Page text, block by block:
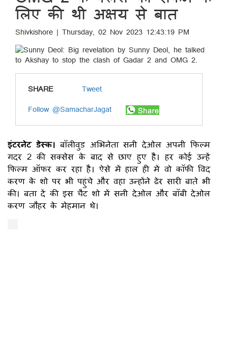
लिए की थी अक्षय से बात
Shivkishore | Thursday, 02 Nov 2023 12:43:19 PM
SHARE
Tweet
Follow @SamacharJagat
इंटरनेट डेस्क। बॉलीवुड अभिनेता सनी देओल अपनी फिल्म
गदर 2 की सक्सेस के बाद से छाए हुए है। हर कोई उन्हें
फिल्म ऑफर कर रहा है। ऐसे में हाल ही में वो कॉफी विद
करण के शो पर भी पहुंचे और वहा उन्होंने ढेर सारी बाते भी
की। बता दें की इस चैट शो में सनी देओल और बॉबी देओल
करण जौहर के मेहमान थे।